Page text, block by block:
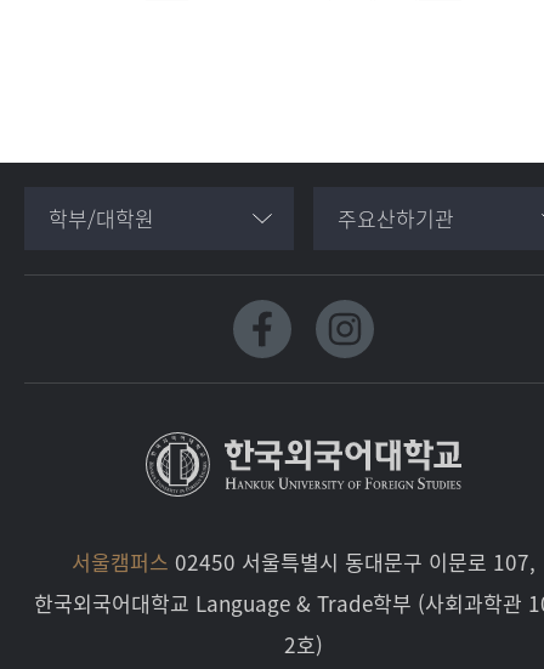
학부/대학원 주요산하기관
서울캠퍼스 02450 서울특별시 동대문구 이문로 107,
한국외국어대학교 Language & Trade학부 (사회과학관
2호)